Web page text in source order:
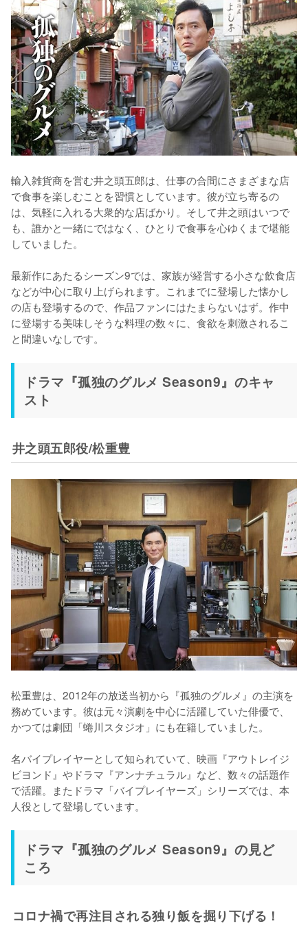
輸入雑貨商を営む井之頭五郎は、仕事の合間にさまざまな店
で食事を楽しむことを習慣としています。彼が立ち寄るの
は、気軽に入れる大衆的な店ばかり。そして井之頭はいつで
も、誰かと一緒にではなく、ひとりで食事を心ゆくまで堪能
していました。
最新作にあたるシーズン9では、家族が経営する小さな飲食店
などが中心に取り上げられます。これまでに登場した懐かし
の店も登場するので、作品ファンにはたまらないはず。作中
に登場する美味しそうな料理の数々に、食欲を刺激されるこ
と間違いなしです。
ドラマ『孤独のグルメ Season9』のキャ
スト
井之頭五郎役/松重豊
松重豊は、2012年の放送当初から『孤独のグルメ』の主演を
務めています。彼は元々演劇を中心に活躍していた俳優で、
かつては劇団「蜷川スタジオ」にも在籍していました。
名バイプレイヤーとして知られていて、映画『アウトレイジ
ビヨンド』やドラマ『アンナチュラル』など、数々の話題作
で活躍。またドラマ「バイプレイヤーズ」シリーズでは、本
人役として登場しています。
ドラマ『孤独のグルメ Season9』の見ど
ころ
コロナ禍で再注目される独り飯を掘り下げる！